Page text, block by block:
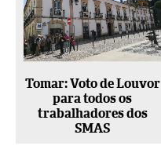
Tomar: Voto de Louvor
para todos os
trabalhadores dos
SMAS